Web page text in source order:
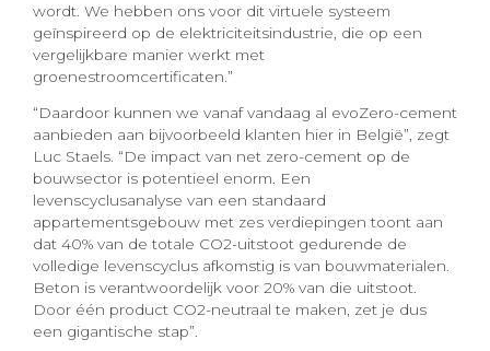
wordt. We hebben ons voor dit virtuele systeem
geïnspireerd op de elektriciteitsindustrie, die op een
vergelijkbare manier werkt met
groenestroomcertificaten.”
“Daardoor kunnen we vanaf vandaag al evoZero-cement
aanbieden aan bijvoorbeeld klanten hier in België”, zegt
Luc Staels. “De impact van net zero-cement op de
bouwsector is potentieel enorm. Een
levenscyclusanalyse van een standaard
appartementsgebouw met zes verdiepingen toont aan
dat 40% van de totale CO2-uitstoot gedurende de
volledige levenscyclus afkomstig is van bouwmaterialen.
Beton is verantwoordelijk voor 20% van die uitstoot.
Door één product CO2-neutraal te maken, zet je dus
een gigantische stap”.